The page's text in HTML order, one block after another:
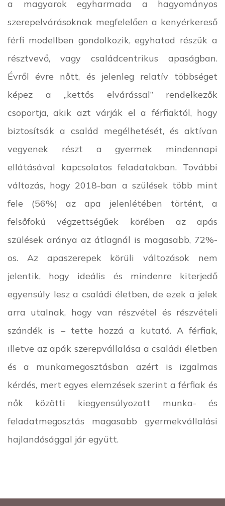
a magyarok egyharmada a hagyományos
szerepelvárásoknak megfelelően a kenyérkereső
férfi modellben gondolkozik, egyhatod részük a
résztvevő, vagy családcentrikus apaságban.
Évről évre nőtt, és jelenleg relatív többséget
képez a „kettős elvárással” rendelkezők
csoportja, akik azt várják el a férfiaktól, hogy
biztosítsák a család megélhetését, és aktívan
vegyenek részt a gyermek mindennapi
ellátásával kapcsolatos feladatokban. További
változás, hogy 2018-ban a szülések több mint
fele (56%) az apa jelenlétében történt, a
felsőfokú végzettségűek körében az apás
szülések aránya az átlagnál is magasabb, 72%-
os. Az apaszerepek körüli változások nem
jelentik, hogy ideális és mindenre kiterjedő
egyensúly lesz a családi életben, de ezek a jelek
arra utalnak, hogy van részvétel és részvételi
szándék is – tette hozzá a kutató. A férfiak,
illetve az apák szerepvállalása a családi életben
és a munkamegosztásban azért is izgalmas
kérdés, mert egyes elemzések szerint a férfiak és
nők közötti kiegyensúlyozott munka- és
feladatmegosztás magasabb gyermekvállalási
hajlandósággal jár együtt.